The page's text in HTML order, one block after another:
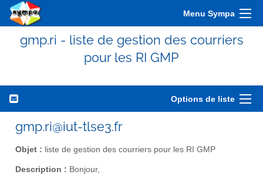
Menu Sympa
gmp.ri - liste de gestion des courriers
pour les RI GMP
Options de liste
gmp.ri@iut-tlse3.fr
Objet : liste de gestion des courriers pour les RI GMP
Description : Bonjour,